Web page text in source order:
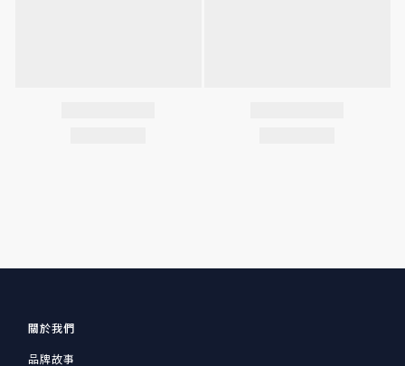
關於我們
品牌故事